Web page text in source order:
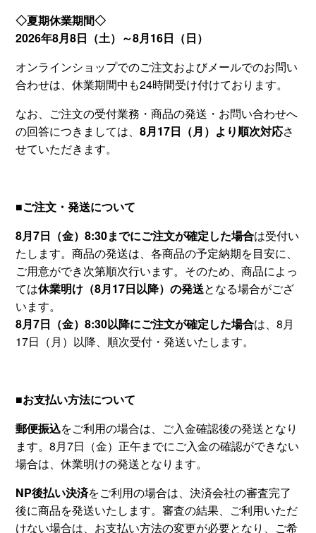
◇夏期休業期間◇
2026年8月8日（土）～8月16日（日）
オンラインショップでのご注文およびメールでのお問い
合わせは、休業期間中も24時間受け付けております。
なお、ご注文の受付業務・商品の発送・お問い合わせへ
の回答につきましては、8月17日（月）より順次対応さ
せていただきます。
■ご注文・発送について
8月7日（金）8:30までにご注文が確定した場合は受付い
たします。商品の発送は、各商品の予定納期を目安に、
ご用意ができ次第順次行います。そのため、商品によっ
ては休業明け（8月17日以降）の発送となる場合がござ
います。
8月7日（金）8:30以降にご注文が確定した場合は、8月
17日（月）以降、順次受付・発送いたします。
■お支払い方法について
郵便振込をご利用の場合は、ご入金確認後の発送となり
ます。8月7日（金）正午までにご入金の確認ができない
場合は、休業明けの発送となります。
NP後払い決済をご利用の場合は、決済会社の審査完了
後に商品を発送いたします。審査の結果、ご利用いただ
けない場合は、お支払い方法の変更が必要となり、ご希